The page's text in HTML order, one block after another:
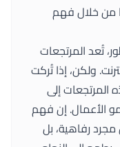
من خلال فهم
تُعد المرتجعات
ولكن، إذا تُركت
المرتجعات إلى
الأعمال. إن فهم
مجرد رفاهية، بل